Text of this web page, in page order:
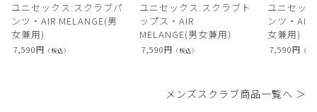
ユニセックス:スクラブパ
ンツ・AIR MELANGE(男
女兼用)
7,590円 （税込）
ユニセックス:スクラブト
ップス・AIR
MELANGE(男女兼用)
7,590円 （税込）
ユニセッ
ンツ・AIR
女兼用)
7,590円 （税
メンズスクラブ商品一覧へ ＞